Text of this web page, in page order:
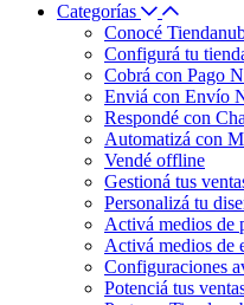
Categorías
Conocé
Configurá tu
Cobrá con Pago
Enviá con Envío
Respondé con
Automatizá con
Vendé offline
Gestioná tus
Personalizá tu
Activá medios de
Activá medios de
Configuraciones
Potenciá tus